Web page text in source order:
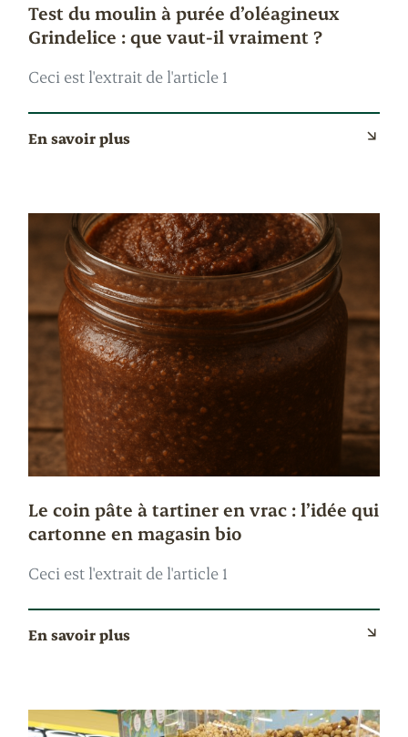
Test du moulin à purée d’oléagineux
Grindelice : que vaut-il vraiment ?
Ceci est l'extrait de l'article 1
En savoir plus
Le coin pâte à tartiner en vrac : l’idée qui
cartonne en magasin bio
Ceci est l'extrait de l'article 1
En savoir plus